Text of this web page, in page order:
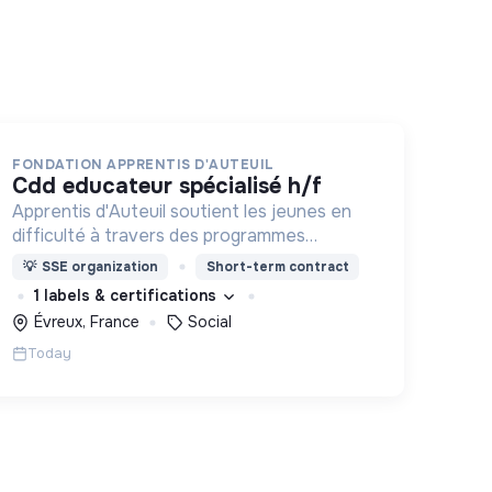
FONDATION APPRENTIS D'AUTEUIL
cdd educateur spécialisé h/f
Apprentis d'Auteuil soutient les jeunes en
difficulté à travers des programmes
d’accueil, d’éducation, de formation et
d’insertion pour leur permettre de devenir
des hommes et des femmes debout.
💡 SSE organization Short-term contract
1 labels & certifications
Évreux, France
Social
Today